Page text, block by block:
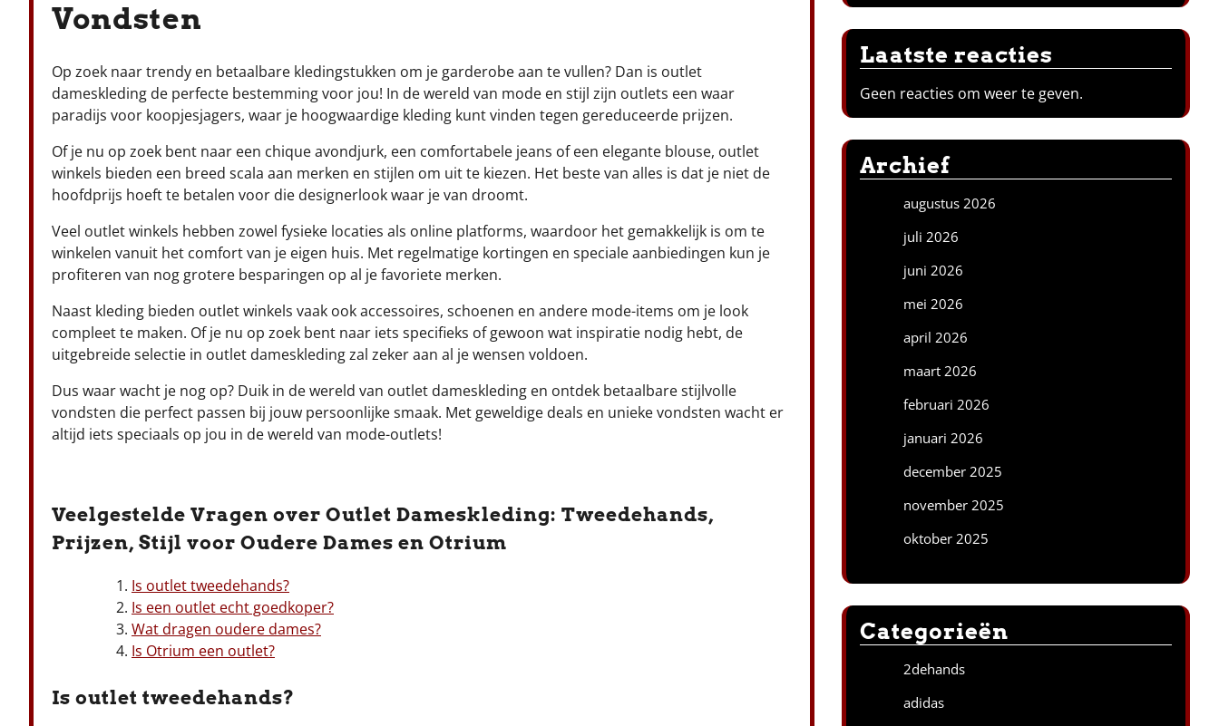
Vondsten
Op zoek naar trendy en betaalbare kledingstukken om je garderobe aan te vullen? Dan is outlet
dameskleding de perfecte bestemming voor jou! In de wereld van mode en stijl zijn outlets een waar
paradijs voor koopjesjagers, waar je hoogwaardige kleding kunt vinden tegen gereduceerde prijzen.
Of je nu op zoek bent naar een chique avondjurk, een comfortabele jeans of een elegante blouse, outlet
winkels bieden een breed scala aan merken en stijlen om uit te kiezen. Het beste van alles is dat je niet de
hoofdprijs hoeft te betalen voor die designerlook waar je van droomt.
Veel outlet winkels hebben zowel fysieke locaties als online platforms, waardoor het gemakkelijk is om te
winkelen vanuit het comfort van je eigen huis. Met regelmatige kortingen en speciale aanbiedingen kun je
profiteren van nog grotere besparingen op al je favoriete merken.
Naast kleding bieden outlet winkels vaak ook accessoires, schoenen en andere mode-items om je look
compleet te maken. Of je nu op zoek bent naar iets specifieks of gewoon wat inspiratie nodig hebt, de
uitgebreide selectie in outlet dameskleding zal zeker aan al je wensen voldoen.
Dus waar wacht je nog op? Duik in de wereld van outlet dameskleding en ontdek betaalbare stijlvolle
vondsten die perfect passen bij jouw persoonlijke smaak. Met geweldige deals en unieke vondsten wacht er
altijd iets speciaals op jou in de wereld van mode-outlets!
Veelgestelde Vragen over Outlet Dameskleding: Tweedehands,
Prijzen, Stijl voor Oudere Dames en Otrium
Is outlet tweedehands?
Is een outlet echt goedkoper?
Wat dragen oudere dames?
Is Otrium een outlet?
Is outlet tweedehands?
Laatste reacties
Geen reacties om weer te geven.
Archief
augustus 2026
juli 2026
juni 2026
mei 2026
april 2026
maart 2026
februari 2026
januari 2026
december 2025
november 2025
oktober 2025
Categorieën
2dehands
adidas